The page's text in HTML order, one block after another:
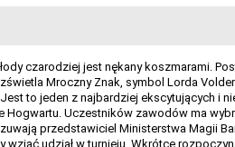
czarodziej jest nękany koszmarami.
Mroczny Znak, symbol Lorda
to jeden z najbardziej ekscytujących i
Uczestników zawodów ma
przedstawiciel Ministerstwa Magii
udział w turnieju. Wkrótce